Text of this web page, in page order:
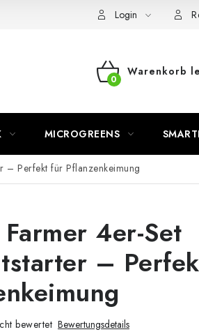
Login
WARENKORB
Warenkorb
MICROGREENS
– Perfekt für Pflanzenkeimung
4er-Set
–
bewertet Bewertungsdetails